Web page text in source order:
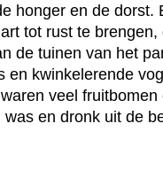
honger en de dorst.
tot rust te
de tuinen van het
en kwinkelerende
veel
en dronk uit de